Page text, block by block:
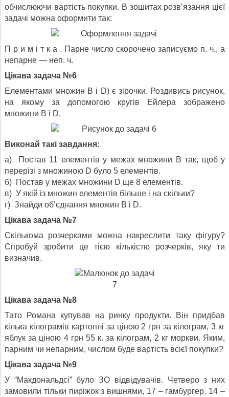
обчис­люючи вартість покупки. В зошитах розв’язання цієї
задачі можна оформити так:
П р и м і т к а . Парне число скорочено записуємо п. ч., а
непарне — неп. ч.
Цікава задача №6
Елементами множин B і D) є зірочки. Роздивись рисунок,
на якому за допомогою кругів Ейлера зображено
множини B і D.
Виконай такі завдання:
а) Постав 11 елементів у межах множини В так, щоб у
перерізі з множиною D було 5 елементів.
б) Постав у межах множини D ще 8 елементів.
в) У якій із множин елементів більше і на скільки?
г) Знайди об’єднання множин В і D.
Цікава задача №7
Скількома розчерками можна накреслити таку фігуру?
Спробуй зробити це тією кількістю розчерків, яку ти
визначив.
Цікава задача №8
Тато Романа купував на ринку продукти. Він придбав
кілька кілограмів картоплі за ціною 2 грн за кілограм, 3 кг
яблук за ціною 4 грн 55 к. за кілограм, 2 кг моркви. Яким,
парним чи непарним, числом буде вартість всієї покупки?
Цікава задача №9
У “Макдональдсі” було ЗО відвідувачів. Четверо з них
замовили тільки пиріжок з вишнями, 17 – гамбургер, 14 –